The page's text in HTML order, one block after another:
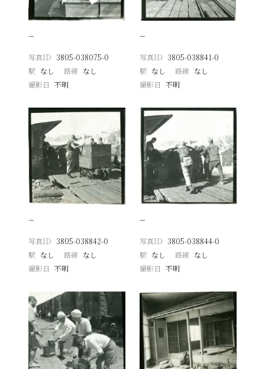
−
写真ID 3805-038075-0
駅 なし 路線 なし
撮影日
不明
−
写真ID 3805-038841-0
駅 なし 路線 なし
撮影日 不明
−
写真ID 3805-038842-0
駅 なし 路線 なし
撮影日
不明
−
写真ID 3805-038844-0
駅 なし 路線 なし
撮影日 不明